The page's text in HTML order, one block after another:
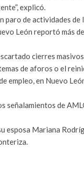
explicó.
paro de actividades
León reportó más
cierres
de aforos o el
empleo, en Nuevo
señalamientos de
esposa Mariana